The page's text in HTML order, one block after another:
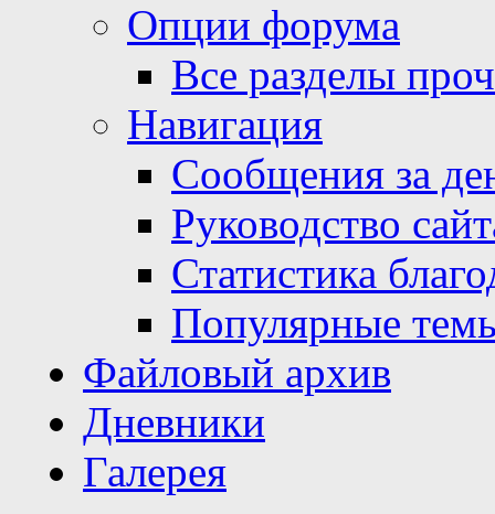
Опции форума
Все разделы
Навигация
Сообщения за
Руководство
Статистика
Популярные
Файловый архив
Дневники
Галерея